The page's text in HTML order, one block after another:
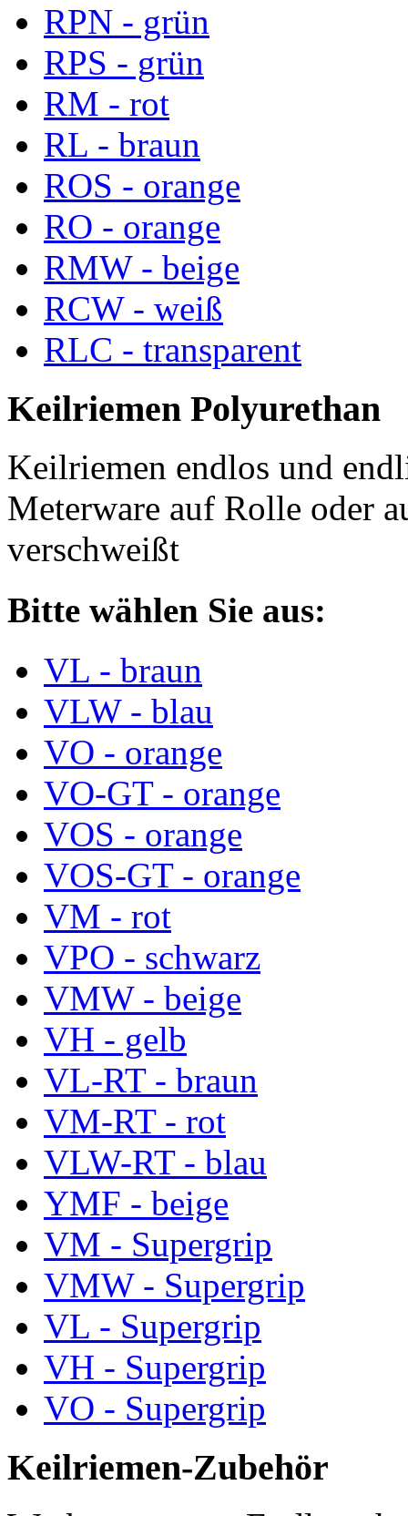
RPN - grün
RPS - grün
RM - rot
RL - braun
ROS - orange
RO - orange
RMW - beige
RCW - weiß
RLC - transparent
Keilriemen Polyurethan
Keilriemen endlos und
Meterware auf Rolle oder
verschweißt
Bitte wählen Sie aus:
VL - braun
VLW - blau
VO - orange
VO-GT - orange
VOS - orange
VOS-GT - orange
VM - rot
VPO - schwarz
VMW - beige
VH - gelb
VL-RT - braun
VM-RT - rot
VLW-RT - blau
YMF - beige
VM - Supergrip
VMW - Supergrip
VL - Supergrip
VH - Supergrip
VO - Supergrip
Keilriemen-Zubehör